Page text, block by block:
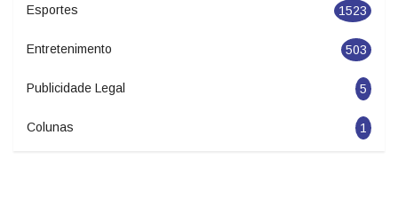
Esportes 1523
Entretenimento 503
Publicidade Legal 5
Colunas 1